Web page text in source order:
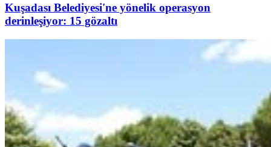
Kuşadası Belediyesi'ne yönelik operasyon
derinleşiyor: 15 gözaltı